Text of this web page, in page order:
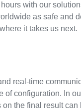
with our
as safe and
it takes us next.
real-time
configuration. In
the final result can